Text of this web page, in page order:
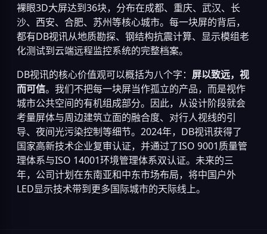
裸眼3D大屏达到36块，分布在成都、重庆、武汉、长
沙、西安、合肥、苏州等核心城市。每一块屏的背后，
都有DB视讯从地质勘探、钢结构抗震计算、显示模组老
化测试到云端远程监控系统的完整档案。
DB视讯的核心价值观可以概括为八个字： 屏以致远，视
而可信。我们不把每一块屏当作孤立的产品，而是视作
城市公共空间的有机组成部分。因此，从设计阶段就会
考量屏体与周边建筑立面的融合度、对行人视线的引
导、夜间光污染控制等细节。2024年，DB视讯获得了
国家高新技术企业复审认证，并通过了ISO 9001质量管
理体系与ISO 14001环境管理体系双认证。未来的三
年，公司计划在东南亚和中东市场布局，将中国户外
LED显示技术带到更多国际城市的天际线上。